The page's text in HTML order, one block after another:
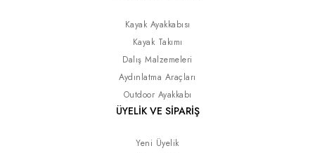
Kayak Ayakkabısı
Kayak Takımı
Dalış Malzemeleri
Aydınlatma Araçları
Outdoor Ayakkabı
ÜYELİK VE SİPARİŞ
Yeni Üyelik